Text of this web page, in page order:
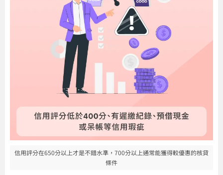
信用評分在650分以上才是不錯水準，700分以上通常能獲得較優惠的核貸
條件